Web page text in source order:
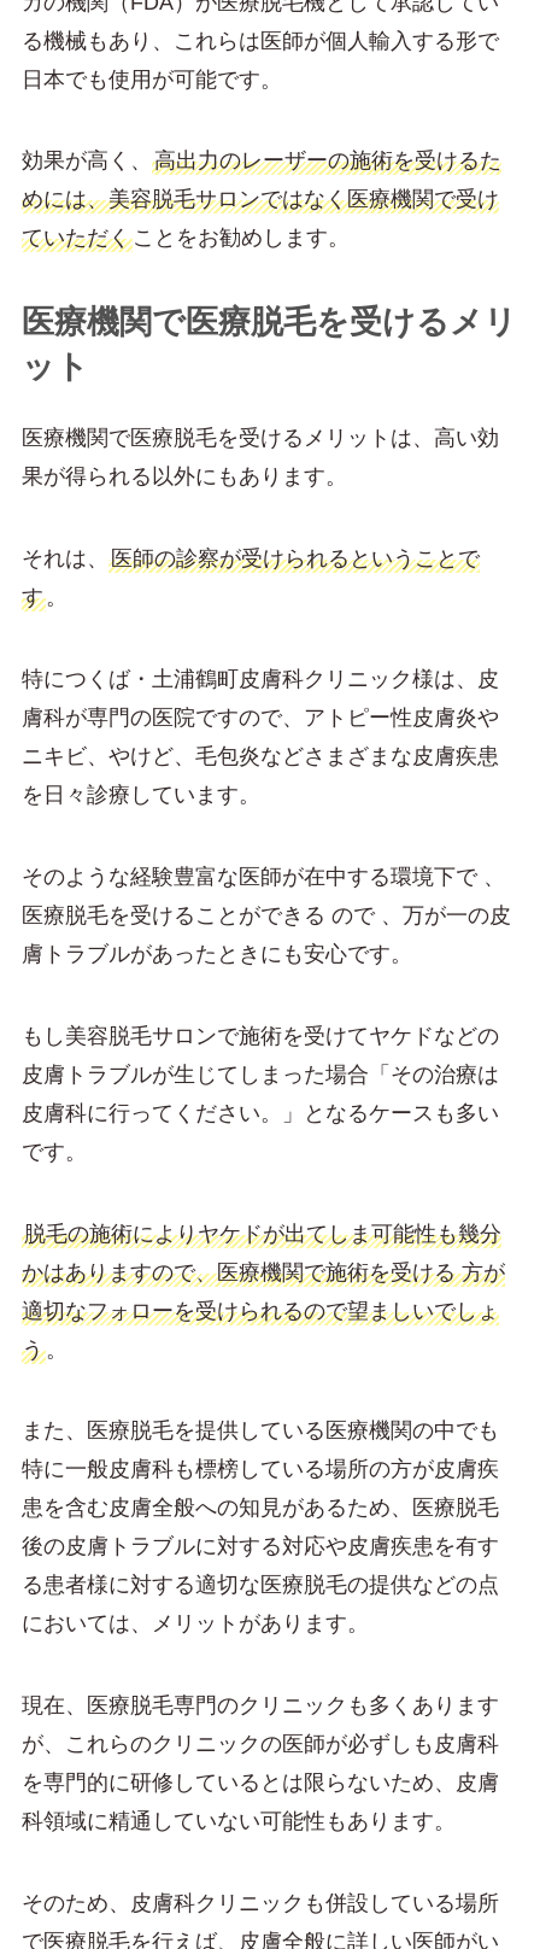
る機械もあり、これらは医師が個人輸入する形で
日本でも使用が可能です。
効果が高く、 高出力のレーザーの施術を受けるた
めには、美容脱毛サロンではなく医療機関で受け
ていただくことをお勧めします。
医療機関で医療脱毛を受けるメリ
ット
医療機関で医療脱毛を受けるメリットは、高い効
果が得られる以外にもあります。
それは、 医師の診察が受けられるということで
す。
特につくば・土浦鶴町皮膚科クリニック様は、皮
膚科が専門の医院ですので、アトピー性皮膚炎や
ニキビ、やけど、毛包炎などさまざまな皮膚疾患
を日々診療しています。
そのような経験豊富な医師が在中する環境下で 、
医療脱毛を受けることができる ので 、万が一の皮
膚トラブルがあったときにも安心です。
もし美容脱毛サロンで施術を受けてヤケドなどの
皮膚トラブルが生じてしまった場合「その治療は
皮膚科に行ってください。」となるケースも多い
です。
脱毛の施術によりヤケドが出てしま可能性も幾分
かはありますので、医療機関で施術を受ける 方が
適切なフォローを受けられるので望ましいでしょ
う。
また、医療脱毛を提供している医療機関の中でも
特に一般皮膚科も標榜している場所の方が皮膚疾
患を含む皮膚全般への知見があるため、医療脱毛
後の皮膚トラブルに対する対応や皮膚疾患を有す
る患者様に対する適切な医療脱毛の提供などの点
においては、メリットがあります。
現在、医療脱毛専門のクリニックも多くあります
が、これらのクリニックの医師が必ずしも皮膚科
を専門的に研修しているとは限らないため、皮膚
科領域に精通していない可能性もあります。
そのため、皮膚科クリニックも併設している場所
で医療脱毛を行えば、皮膚全般に詳しい医師がい